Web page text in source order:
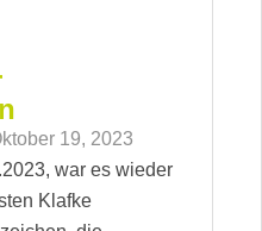
19, 2023
war es wieder
Klafke